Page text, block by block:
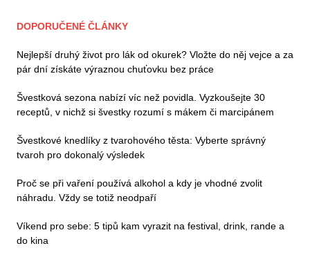
DOPORUČENÉ ČLÁNKY
Nejlepší druhý život pro lák od okurek? Vložte do něj vejce a za
pár dní získáte výraznou chuťovku bez práce
Švestková sezona nabízí víc než povidla. Vyzkoušejte 30
receptů, v nichž si švestky rozumí s mákem či marcipánem
Švestkové knedlíky z tvarohového těsta: Vyberte správný
tvaroh pro dokonalý výsledek
Proč se při vaření používá alkohol a kdy je vhodné zvolit
náhradu. Vždy se totiž neodpaří
Víkend pro sebe: 5 tipů kam vyrazit na festival, drink, rande a
do kina